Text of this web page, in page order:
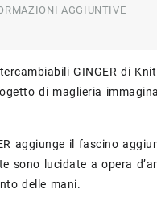
AGGIUNTIVE
GINGER di
di maglieria
aggiunge il fascino
sono lucidate a opera
delle mani.